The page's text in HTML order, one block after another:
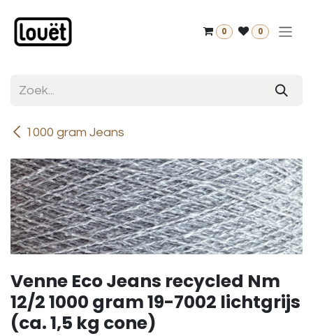
0 0
1000 gram Jeans
Venne Eco Jeans recycled Nm
12/2 1000 gram 19-7002 lichtgrijs
(ca. 1,5 kg cone)